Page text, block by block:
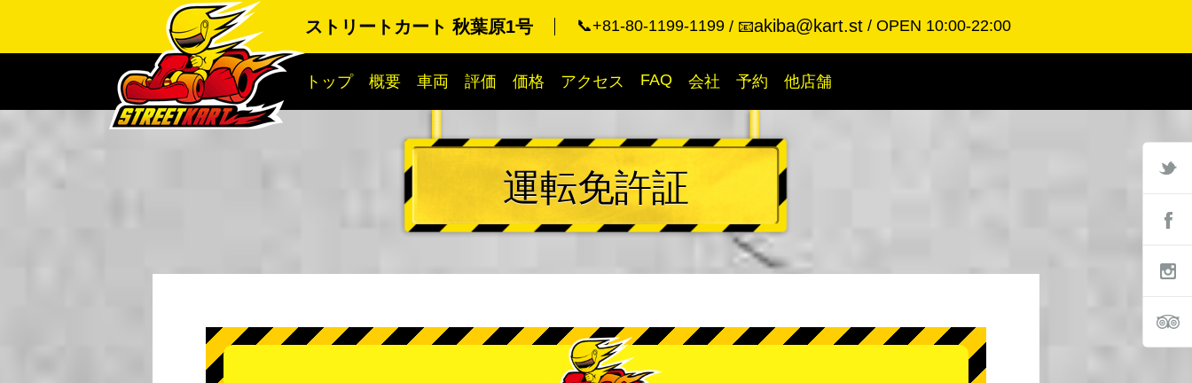
ストリートカート 秋葉原1号 📞+81-80-1199-1199 📧akiba@kart.st OPEN 10:00-22:00
トップ 概要 車両 評価 価格 アクセス FAQ 会社 予約 他店舗
運転免許証